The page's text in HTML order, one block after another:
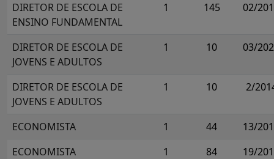
DIRETOR DE ESCOLA DE
ENSINO FUNDAMENTAL
1 145 02/
DIRETOR DE ESCOLA DE
JOVENS E ADULTOS
1 10 03/
DIRETOR DE ESCOLA DE
JOVENS E ADULTOS
1 10 2/
ECONOMISTA 1 44
13/
ECONOMISTA
1 84
19/